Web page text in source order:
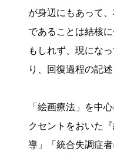
が身辺にもあって
であることは結核
もしれず、現にな
り、回復過程の記
「絵画療法」を中
クセントをおいた
導」「統合失調症